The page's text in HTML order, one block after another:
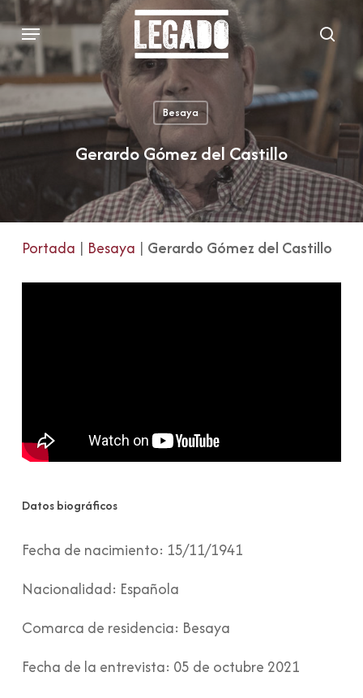
Skip
to
main
content
Menu
Besaya
Gerardo Gómez del Castillo
Portada | Besaya | Gerardo Gómez del Castillo
Datos biográficos
Fecha de nacimiento: 15/11/1941
Nacionalidad: Española
Comarca de residencia: Besaya
Fecha de la entrevista: 05 de octubre 2021